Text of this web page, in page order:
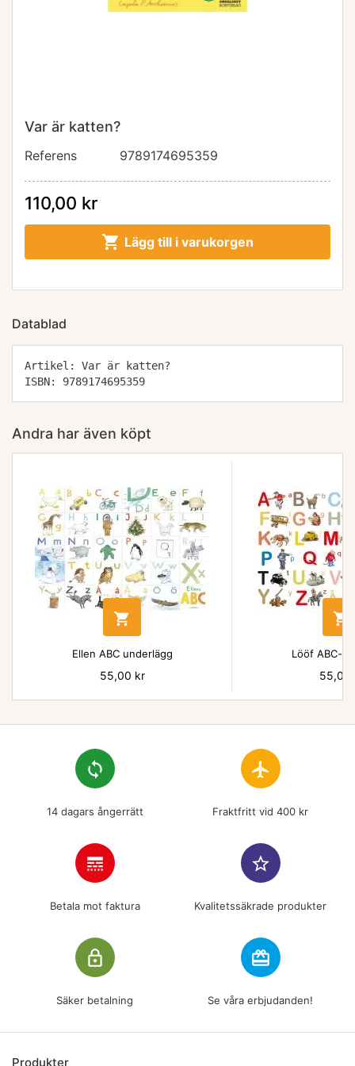
Var är katten?
Referens 9789174695359
110,00 kr
 Lägg till i varukorgen
Datablad
Artikel: Var är katten?
ISBN: 9789174695359
Andra har även köpt

Ellen ABC underlägg
Pris
55,00 kr

Lööf ABC-
Pris
55,00
loop
14 dagars ångerrätt
flight
Fraktfritt vid 400 kr
line_style
Betala mot faktura
star_border
Kvalitetssäkrade produkter
lock_outline
Säker betalning
redeem
Se våra erbjudanden!
Produkter